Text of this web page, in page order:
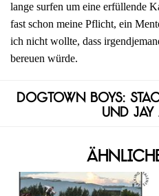
lange surfen um eine erfüllende
fast schon meine Pflicht, ein
ich nicht wollte, dass
bereuen würde.
Dogtown Boys:
und Jay